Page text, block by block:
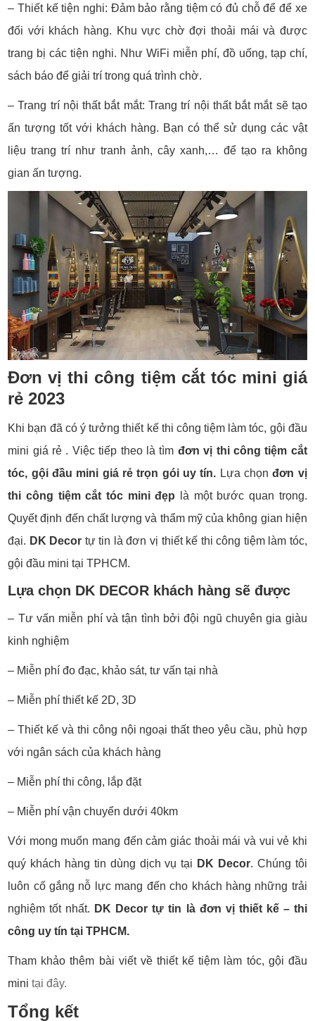
– Thiết kế tiện nghi: Đảm bảo rằng tiệm có đủ chỗ để để xe
đối với khách hàng. Khu vực chờ đợi thoải mái và được
trang bị các tiện nghi. Như WiFi miễn phí, đồ uống, tạp chí,
sách báo để giải trí trong quá trình chờ.
– Trang trí nội thất bắt mắt: Trang trí nội thất bắt mắt sẽ tạo
ấn tượng tốt với khách hàng. Bạn có thể sử dụng các vật
liệu trang trí như tranh ảnh, cây xanh,… để tạo ra không
gian ấn tượng.
Đơn vị thi công tiệm cắt tóc mini giá
rẻ 2023
Khi bạn đã có ý tưởng thiết kế thi công tiệm làm tóc, gội đầu
mini giá rẻ . Việc tiếp theo là tìm đơn vị thi công tiệm cắt
tóc, gội đầu mini giá rẻ trọn gói uy tín. Lựa chọnđơn vị
thi công tiệm cắt tóc mini đẹp là một bước quan trọng.
Quyết định đến chất lượng và thẩm mỹ của không gian hiện
đại. DK Decor tự tin là đơn vị thiết kế thi công tiệm làm tóc,
gội đầu mini tại TPHCM.
Lựa chọn DK DECOR khách hàng sẽ được
– Tư vấn miễn phí và tận tình bởi đội ngũ chuyên gia giàu
kinh nghiệm
– Miễn phí đo đạc, khảo sát, tư vấn tại nhà
– Miễn phí thiết kế 2D, 3D
– Thiết kế và thi công nội ngoại thất theo yêu cầu, phù hợp
với ngân sách của khách hàng
– Miễn phí thi công, lắp đặt
– Miễn phí vận chuyển dưới 40km
Với mong muốn mang đến cảm giác thoải mái và vui vẻ khi
quý khách hàng tin dùng dịch vụ tại DK Decor. Chúng tôi
luôn cố gắng nỗ lực mang đến cho khách hàng những trải
nghiệm tốt nhất. DK Decor tự tin là đơn vị thiết kế – thi
công uy tín tại TPHCM.
Tham khảo thêm bài viết về thiết kế tiệm làm tóc, gội đầu
mini tại đây.
Tổng kết